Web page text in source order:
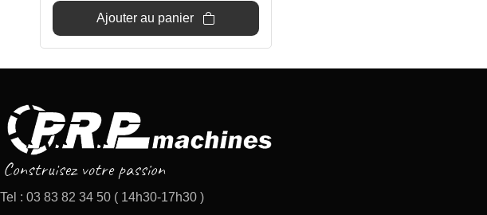
Ajouter au panier
Tel : 03 83 82 34 50 ( 14h30-17h30 )